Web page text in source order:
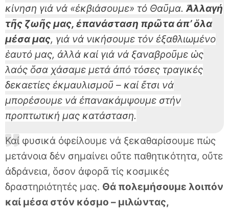
κίνηση γιά νά «ἐκβιάσουμε» τό Θαῦμα.Ἀλλαγή
τῆς ζωῆς μας, ἐπανάσταση πρῶτα ἀπ’ ὅλα
μέσα μας, γιά νά νικήσουμε τόν ἐξαθλιωμένο
ἑαυτό μας, ἀλλά καί γιά νά ξαναβροῦμε ὡς
λαός ὅσα χάσαμε μετά ἀπό τόσες τραγικές
δεκαετίες ἐκμαυλισμοῦ – καί ἔτσι νά
μπορέσουμε νά ἐπανακάμψουμε στήν
προπτωτική μας κατάσταση.
Καί φυσικά ὀφείλουμε νά ξεκαθαρίσουμε πώς
μετάνοια δέν σημαίνει οὔτε παθητικότητα, οὔτε
ἀδράνεια, ὅσον ἀφορᾶ τίς κοσμικές
δραστηριότητές μας. Θά πολεμήσουμε λοιπόν
καί μέσα στόν κόσμο – μιλώντας,